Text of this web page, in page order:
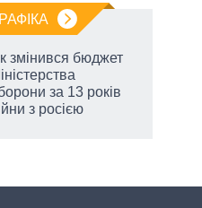
змінився бюджет
за 13 років
з росією